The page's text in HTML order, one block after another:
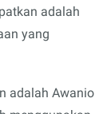
adalah
yang
adalah Awanio